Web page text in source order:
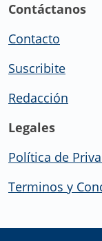
Contáctanos
Contacto
Suscribite
Redacción
Legales
Política de
Terminos y